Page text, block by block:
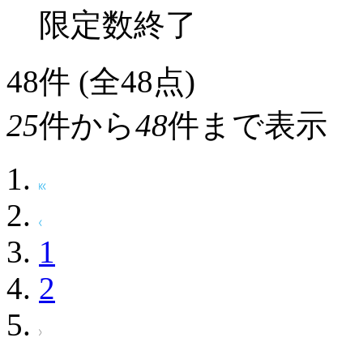
限定数終了
48件 (全48点)
25件から48件まで表示
1
2